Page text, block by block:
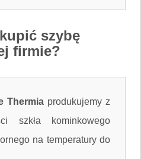
szybę
firmie?
Thermia produkujemy z
szkła kominkowego
na temperatury do